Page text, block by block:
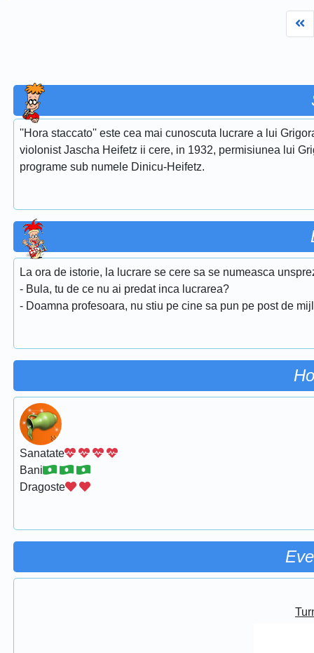
''Hora staccato'' este cea mai cunoscuta lucrare a lui
violonist Jascha Heifetz ii cere, in 1932, permisiunea lui
programe sub numele Dinicu-Heifetz.
La ora de istorie, la lucrare se cere sa se numeasca
- Bula, tu de ce nu ai predat inca lucrarea?
- Doamna profesoara, nu stiu pe cine sa pun pe post de
Sanatate
Bani
Dragoste